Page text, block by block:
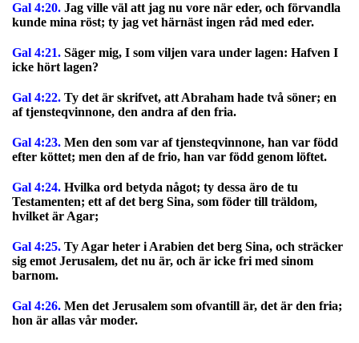
Gal 4:20. Jag ville väl att jag nu vore när eder, och förvandla
kunde mina röst; ty jag vet härnäst ingen råd med eder.
Gal 4:21. Säger mig, I som viljen vara under lagen: Hafven I
icke hört lagen?
Gal 4:22. Ty det är skrifvet, att Abraham hade två söner; en
af tjensteqvinnone, den andra af den fria.
Gal 4:23. Men den som var af tjensteqvinnone, han var född
efter köttet; men den af de frio, han var född genom löftet.
Gal 4:24. Hvilka ord betyda något; ty dessa äro de tu
Testamenten; ett af det berg Sina, som föder till träldom,
hvilket är Agar;
Gal 4:25. Ty Agar heter i Arabien det berg Sina, och sträcker
sig emot Jerusalem, det nu är, och är icke fri med sinom
barnom.
Gal 4:26. Men det Jerusalem som ofvantill är, det är den fria;
hon är allas vår moder.